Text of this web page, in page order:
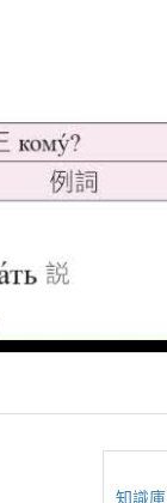
知識庫